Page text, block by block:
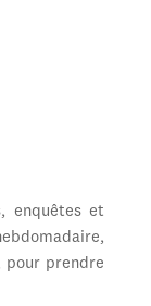
enquêtes et
pour prendre